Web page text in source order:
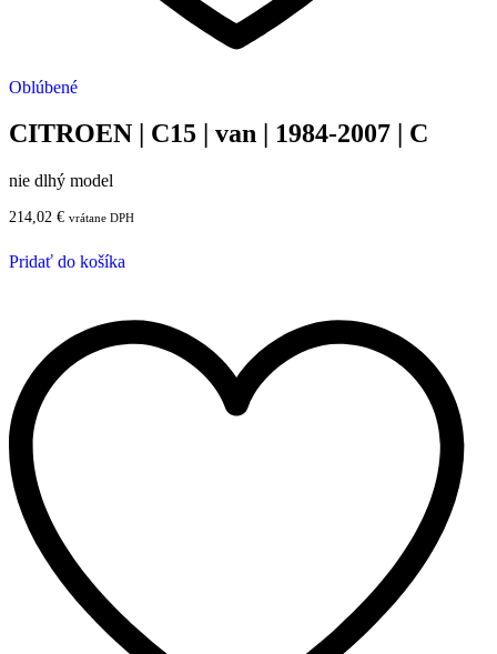
Oblúbené
CITROEN | C15 | van | 1984-2007 | C
nie dlhý model
214,02 € vrátane DPH
Pridať do košíka